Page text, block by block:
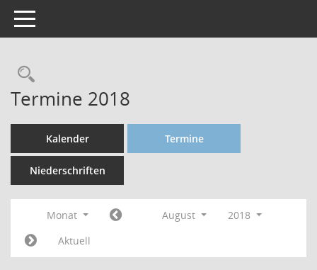
Toggle navigation
Termine 2018
Kalender Termine
Niederschriften
Monat August
2018
Aktuell